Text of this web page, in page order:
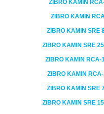
ZIBRO KAMIN
ZIBRO KAMIN
ZIBRO KAMIN SRE
ZIBRO KAMIN SRE
ZIBRO KAMIN RCA-
ZIBRO KAMIN
ZIBRO KAMIN SRE
ZIBRO KAMIN SRE